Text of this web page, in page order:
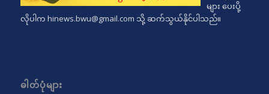
များ ပေးပို့
လိုပါက hinews.bwu@gmail.com သို့ ဆက်သွယ်နိုင်ပါသည်။
ဓါတ်ပုံများ